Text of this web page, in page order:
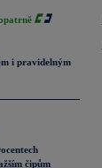
i pravidelným
čipům